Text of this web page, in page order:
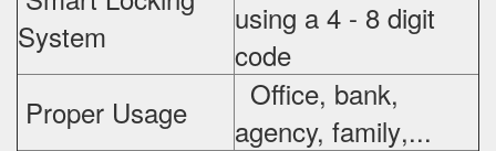
System
using a 4 - 8 digit
code
Proper Usage
Office, bank,
agency, family,...